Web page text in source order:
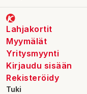
Lahjakortit
Myymälät
Yritysmyynti
Kirjaudu sisään
Rekisteröidy
Tuki